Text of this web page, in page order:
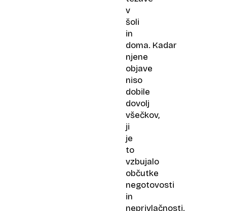
v
šoli
in
doma. Kadar
njene
objave
niso
dobile
dovolj
všečkov,
ji
je
to
vzbujalo
občutke
negotovosti
in
neprivlačnosti.